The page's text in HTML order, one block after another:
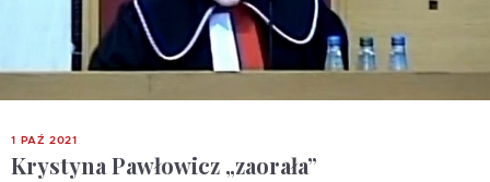
1 PAŹ 2021
Krystyna Pawłowicz „zaorała”